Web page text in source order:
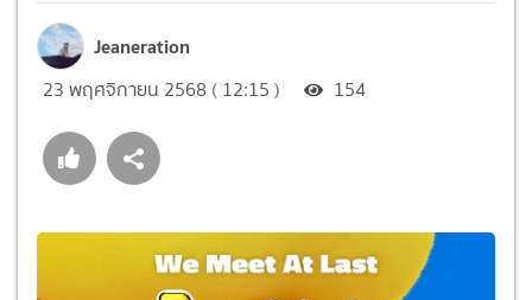
Jeaneration
23 พฤศจิกายน 2568 ( 12:15 ) 154